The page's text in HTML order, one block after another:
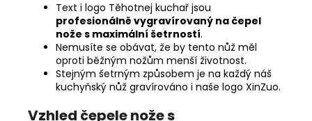
Text i logo Těhotnej kuchař jsou
profesionálně vygravírovaný na čepel
nože s maximální šetrností.
Nemusíte se obávat, že by tento nůž měl
oproti běžným nožům menší životnost.
Stejným šetrným způsobem je na každý náš
kuchyňský nůž gravírováno i naše logo XinZuo.
Vzhled čepele nože s